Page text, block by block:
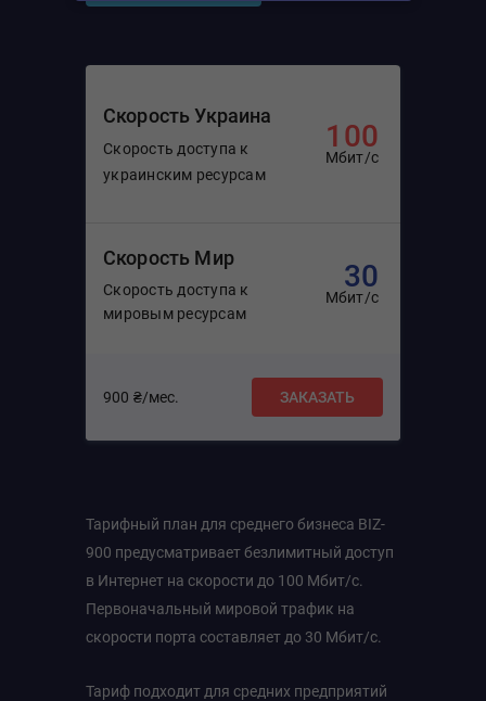
Скорость Украина
Скорость доступа к
украинским ресурсам
100
Мбит/с
Скорость Мир
Скорость доступа к
мировым ресурсам
30
Мбит/с
ЗАКАЗАТЬ
900 ₴/мес.
Тарифный план для среднего бизнеса BIZ-
900 предусматривает безлимитный доступ
в Интернет на скорости до 100 Мбит/с.
Первоначальный мировой трафик на
скорости порта составляет до 30 Мбит/с.
Тариф подходит для средних предприятий